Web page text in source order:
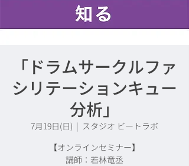
「ドラムサークルファ
シリテーションキュー
分析」
7月19日(日)
  |
スタジオ ビートラボ
【オンラインセミナー】
講師：若林竜丞